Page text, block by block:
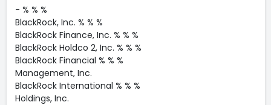
- % % %
BlackRock, Inc. % % %
BlackRock Finance, Inc. % % %
BlackRock Holdco 2, Inc. % % %
BlackRock Financial % % %
Management, Inc.
BlackRock International % % %
Holdings, Inc.